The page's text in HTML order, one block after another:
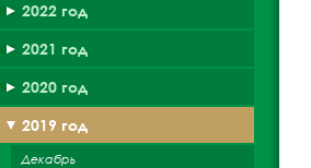
2022 год
2021 год
2020 год
2019 год
Декабрь